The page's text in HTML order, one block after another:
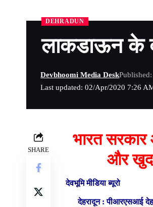
DEHRADUN
लाकडाऊन के
Last updated: 02/Apr/2020 7:26
Devbhoomi Media Desk
SHARE
भारत
और खुद
देवभूमि मीडिया ब्यूरो
देहरादून : पीआरएसआई